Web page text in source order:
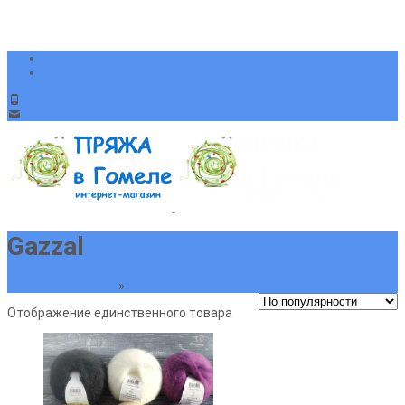
Gazzal
»
Отображение единственного товара